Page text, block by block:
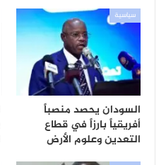
سياسية
السودان يحصد منصباً
أفريقياً بارزاً في قطاع
التعدين وعلوم الأرض